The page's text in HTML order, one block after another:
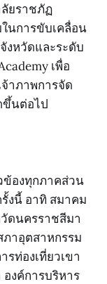
ยราชภัฏ
นการขับเคลื่อน
งหวัดและระดับ
เพื่อ
าภาพการจัด
ขึ้นต่อไป
องทุกภาคส่วน
งนี้ อาทิ สมาคม
ดนครราชสีมา
าอุตสาหกรรม
ท่องเที่ยวเขา
งค์การบริหาร